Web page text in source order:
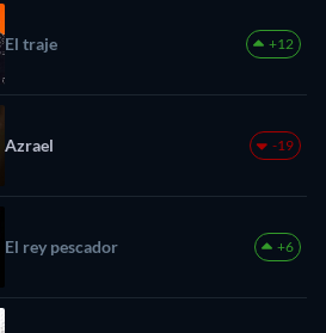
El traje +12
Azrael -19
El rey pescador +6